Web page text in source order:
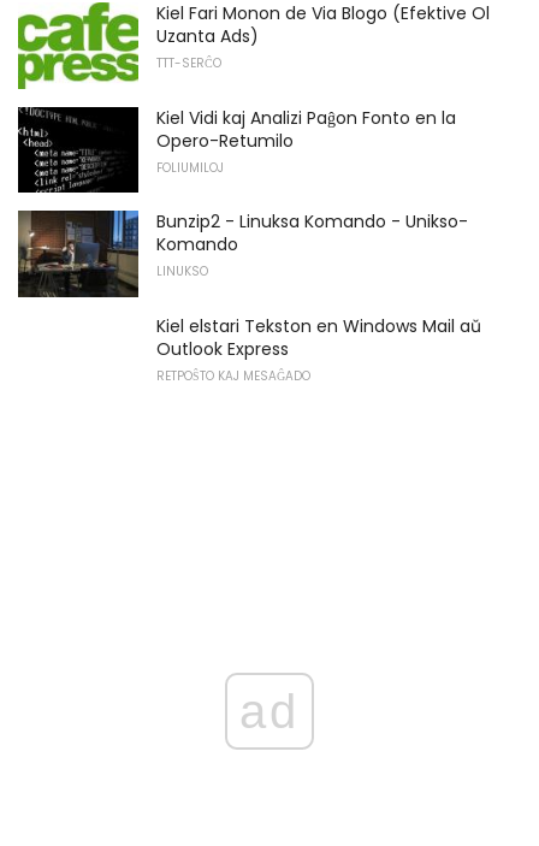
Kiel Fari Monon de Via Blogo (Efektive Ol
Uzanta Ads)
TTT-SERĈO
Kiel Vidi kaj Analizi Paĝon Fonto en la
Opero-Retumilo
FOLIUMILOJ
Bunzip2 - Linuksa Komando - Unikso-
Komando
LINUKSO
Kiel elstari Tekston en Windows Mail aŭ
Outlook Express
RETPOŜTO KAJ MESAĜADO
ad